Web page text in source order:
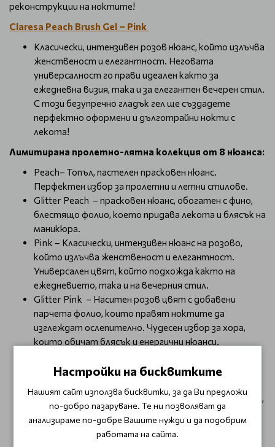
реконструкции на ноктите!
Claresa Peach Brush Gel – Pink
Класически, интензивен розов нюанс, който излъчва
женственост и елегантност. Неговата
универсалност го прави идеален както за
ежедневна визия, така и за елегантен вечерен стил.
С този безупречно гладък гел ще създадете
перфектно оформени и дълготрайни нокти с
лекота!
Лимитирана пролетно-лятна колекция от 8 нюанса:
Peach– Топъл, пастелен прасковен нюанс.
Перфектен избор за пролетни и летни стилове.
Glitter Peach – прасковен нюанс, обогатен с фино,
блестящо фолио, което придава лекота и блясък на
маникюра.
Pink – Класически, интензивен нюанс на розово,
който излъчва женственост и елегантност.
Универсален цвят, който подхожда както на
ежедневието, така и на вечерния стил.
Glitter Pink – Наситен розов цвят с добавени
парчета фолио, които правят ноктите да
изглеждат ослепително. Чудесен избор за хора,
които обичат блясък и енергични нюанси.
частици, което придава елегантност и модерен
Glitter Violet – Дълбок, наситен лилав цвят с нежно,
блестящо фолио.
Pistachio – деликатен нюанс на шам фъстък.
Съчетава се добре с пастелни и неутрални
Настройки на бисквитките
Нашият сайт използва бисквитки, за да Ви предложи
по-добро пазаруване. Те ни позволяват да
анализираме по-добре Вашите нужди и да подобрим
работата на сайта.